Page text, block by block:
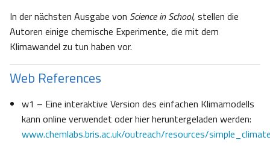
In der nächsten Ausgabe von Science in School, stellen die
Autoren einige chemische Experimente, die mit dem
Klimawandel zu tun haben vor.
Web References
w1 – Eine interaktive Version des einfachen Klimamodells
kann online verwendet oder hier heruntergeladen werden:
www.chemlabs.bris.ac.uk/outreach/resources/